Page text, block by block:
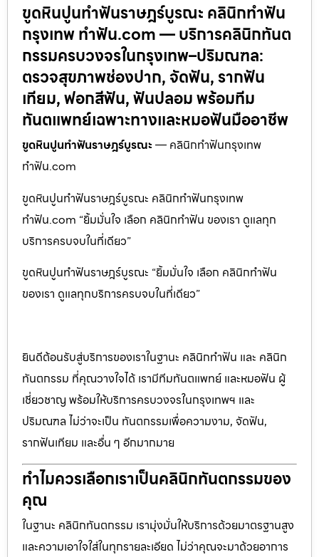
ขูดหินปูนทำฟันราษฎร์บูรณะ คลินิกทำฟัน
กรุงเทพ ทำฟัน.com — บริการคลินิกทันต
กรรมครบวงจรในกรุงเทพ–ปริมณฑล:
ตรวจสุขภาพช่องปาก, จัดฟัน, รากฟัน
เทียม, ฟอกสีฟัน, ฟันปลอม พร้อมทีม
ทันตแพทย์เฉพาะทางและหมอฟันมืออาชีพ
ขูดหินปูนทำฟันราษฎร์บูรณะ — คลินิกทำฟันกรุงเทพ
ทำฟัน.com
ขูดหินปูนทำฟันราษฎร์บูรณะ คลินิกทำฟันกรุงเทพ
ทำฟัน.com “ยิ้มมั่นใจ เลือก คลินิกทำฟัน ของเรา ดูแลทุก
บริการครบจบในที่เดียว”
ขูดหินปูนทำฟันราษฎร์บูรณะ “ยิ้มมั่นใจ เลือก คลินิกทำฟัน
ของเรา ดูแลทุกบริการครบจบในที่เดียว”
ยินดีต้อนรับสู่บริการของเราในฐานะ คลินิกทำฟัน และ คลินิก
ทันตกรรม ที่คุณวางใจได้ เรามีทีมทันตแพทย์ และหมอฟัน ผู้
เชี่ยวชาญ พร้อมให้บริการครบวงจรในกรุงเทพฯ และ
ปริมณฑล ไม่ว่าจะเป็น ทันตกรรมเพื่อความงาม, จัดฟัน,
รากฟันเทียม และอื่น ๆ อีกมากมาย
ทำไมควรเลือกเราเป็นคลินิกทันตกรรมของ
คุณ
ในฐานะ คลินิกทันตกรรม เรามุ่งมั่นให้บริการด้วยมาตรฐานสูง
และความเอาใจใส่ในทุกรายละเอียด ไม่ว่าคุณจะมาด้วยอาการ